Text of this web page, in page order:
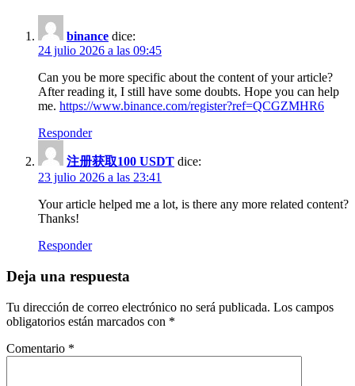
binance dice:
24 julio 2026 a las 09:45
Can you be more specific about the content of your article?
After reading it, I still have some doubts. Hope you can help
me. https://www.binance.com/register?ref=QCGZMHR6
Responder
注册获取100 USDT dice:
23 julio 2026 a las 23:41
Your article helped me a lot, is there any more related content?
Thanks!
Responder
Deja una respuesta
Tu dirección de correo electrónico no será publicada. Los campos
obligatorios están marcados con *
Comentario *